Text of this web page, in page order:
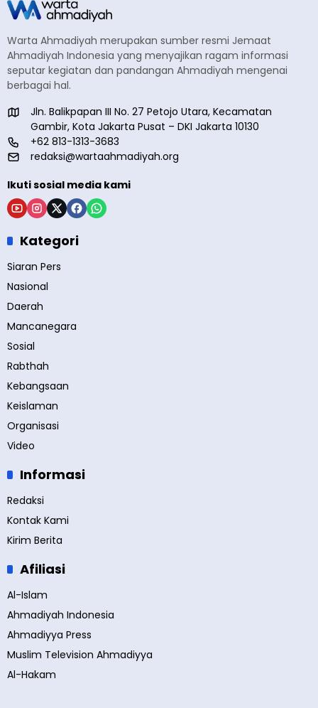
Warta Ahmadiyah merupakan sumber resmi Jemaat
Ahmadiyah Indonesia yang menyajikan ragam informasi
seputar kegiatan dan pandangan Ahmadiyah mengenai
berbagai hal.
Jln. Balikpapan III No. 27 Petojo Utara, Kecamatan
Gambir, Kota Jakarta Pusat – DKI Jakarta 10130
+62 813-1313-3683
redaksi@wartaahmadiyah.org
Ikuti sosial media kami
Kategori
Siaran Pers
Nasional
Daerah
Mancanegara
Sosial
Rabthah
Kebangsaan
Keislaman
Organisasi
Video
Informasi
Redaksi
Kontak Kami
Kirim Berita
Afiliasi
Al-Islam
Ahmadiyah Indonesia
Ahmadiyya Press
Muslim Television Ahmadiyya
Al-Hakam